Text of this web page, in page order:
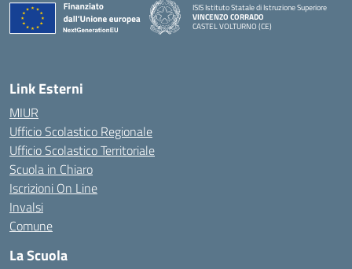
ISIS Istituto Statale di Istruzione Superiore
VINCENZO CORRADO
CASTEL VOLTURNO (CE)
Link Esterni
MIUR
Ufficio Scolastico Regionale
Ufficio Scolastico Territoriale
Scuola in Chiaro
Iscrizioni On Line
Invalsi
Comune
La Scuola